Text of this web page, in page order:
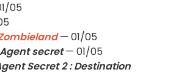
05
— 01/05
secret— 01/05
Secret 2 : Destination